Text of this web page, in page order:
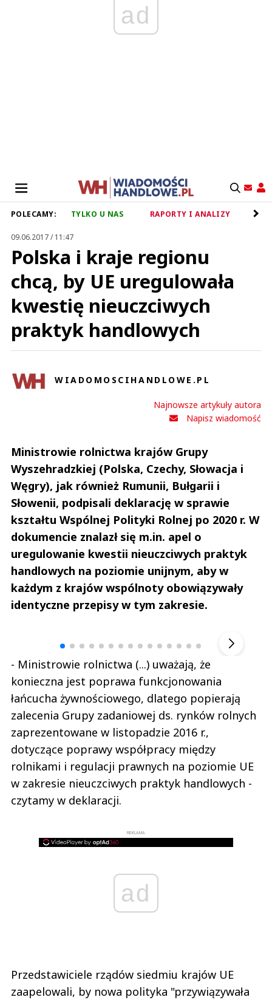
ad
POLECAMY: TYLKO U NAS RAPORTY I ANALIZY
09.06.2017 / 11:47
Polska i kraje regionu
chcą, by UE uregulowała
kwestię nieuczciwych
praktyk handlowych
WIADOMOSCIHANDLOWE.PL
Najnowsze artykuły autora
Napisz wiadomość
Ministrowie rolnictwa krajów Grupy
Wyszehradzkiej (Polska, Czechy, Słowacja i
Węgry), jak również Rumunii, Bułgarii i
Słowenii, podpisali deklarację w sprawie
kształtu Wspólnej Polityki Rolnej po 2020 r. W
dokumencie znalazł się m.in. apel o
uregulowanie kwestii nieuczciwych praktyk
handlowych na poziomie unijnym, aby w
każdym z krajów wspólnoty obowiązywały
identyczne przepisy w tym zakresie.
- Ministrowie rolnictwa (...) uważają, że
konieczna jest poprawa funkcjonowania
łańcucha żywnościowego, dlatego popierają
zalecenia Grupy zadaniowej ds. rynków rolnych
zaprezentowane w listopadzie 2016 r.,
dotyczące poprawy współpracy między
rolnikami i regulacji prawnych na poziomie UE
w zakresie nieuczciwych praktyk handlowych -
czytamy w deklaracji.
REKLAMA
ad
Przedstawiciele rządów siedmiu krajów UE
zaapelowali, by nowa polityka "przywiązywała